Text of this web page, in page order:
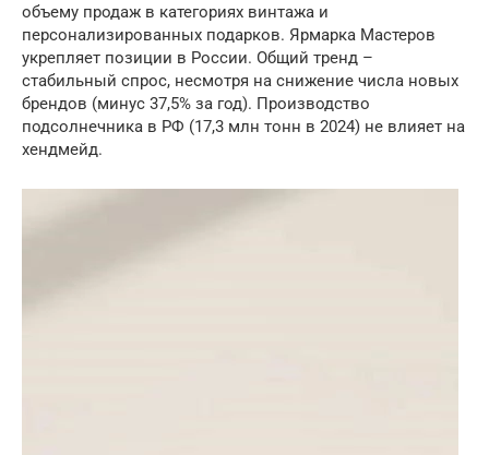
объему продаж в категориях винтажа и
персонализированных подарков. Ярмарка Мастеров
укрепляет позиции в России. Общий тренд –
стабильный спрос, несмотря на снижение числа новых
брендов (минус 37,5% за год). Производство
подсолнечника в РФ (17,3 млн тонн в 2024) не влияет на
хендмейд.